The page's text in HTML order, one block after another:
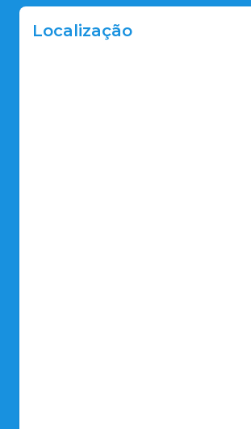
Localização